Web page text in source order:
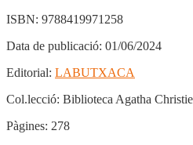
ISBN: 9788419971258
Data de publicació: 01/06/2024
Editorial: LABUTXACA
Col.lecció: Biblioteca Agatha Christie
Pàgines: 278